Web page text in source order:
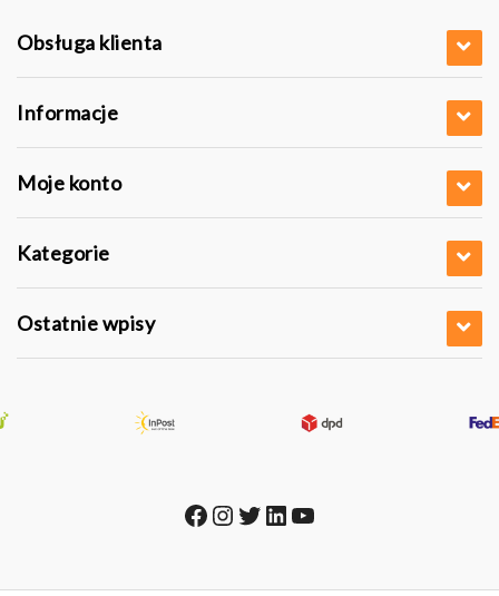
Obsługa klienta
Informacje
Moje konto
Kategorie
Ostatnie wpisy
Facebook
Instagram
Twitter
LinkedIn
YouTube